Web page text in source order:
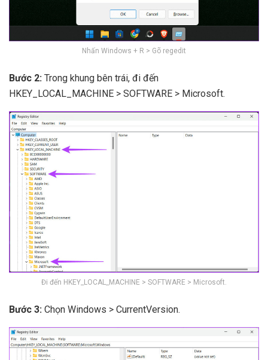
Nhấn Windows + R > Gõ regedit
Bước 2: Trong khung bên trái, đi đến
HKEY_LOCAL_MACHINE > SOFTWARE > Microsoft.
Đi đến HKEY_LOCAL_MACHINE > SOFTWARE > Microsoft.
Bước 3: Chọn Windows > CurrentVersion.